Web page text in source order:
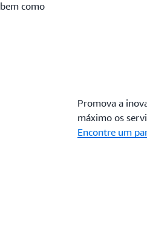
como
Promova a
máximo os
Encontre um